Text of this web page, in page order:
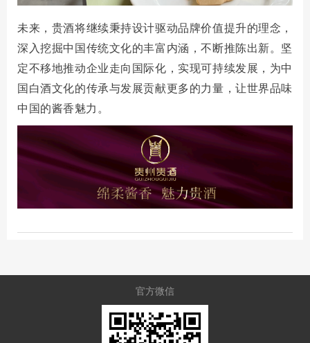
未来，贵酒将继续秉持设计驱动品牌价值提升的理念，
深入挖掘中国传统文化的丰富内涵，不断推陈出新。坚
定不移地推动企业走向国际化，实现可持续发展，为中
国白酒文化的传承与发展贡献更多的力量，让世界品味
中国的酱香魅力 。
官方微信